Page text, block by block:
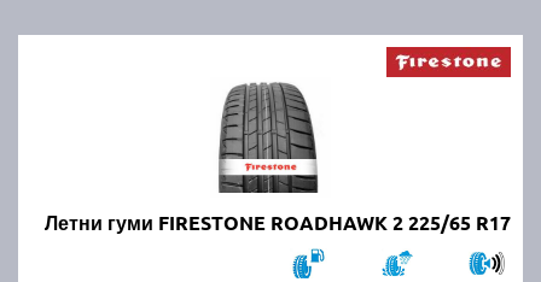
Летни гуми FIRESTONE ROADHAWK 2 225/65 R17